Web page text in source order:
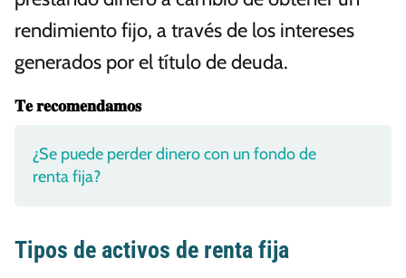
rendimiento fijo, a través de los intereses
generados por el título de deuda.
𝐓𝐞 𝐫𝐞𝐜𝐨𝐦𝐞𝐧𝐝𝐚𝐦𝐨𝐬
¿Se puede perder dinero con un fondo de
renta fija?
Tipos de activos de renta fija